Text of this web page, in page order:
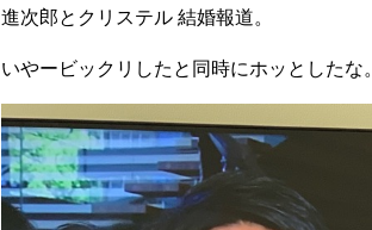
進次郎とクリステル 結婚報道。
いやービックリしたと同時にホッとしたな